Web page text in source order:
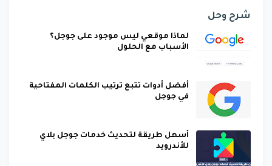
شرح وحل
لماذا موقعي ليس موجود على جوجل؟
الأسباب مع الحلول
أفضل أدوات تتبع ترتيب الكلمات المفتاحية
في جوجل
أسهل طريقة لتحديث خدمات جوجل بلاي
للأندرويد